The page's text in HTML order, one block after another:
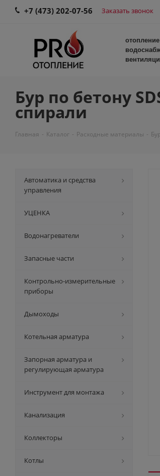
+7 (473) 202-07-56 Заказать звонок
отопление
Бур по бетону
спирали
Главная - Каталог - Расходные материалы -
Автоматика и средства
управления
УЦЕНКА
Водонагреватели
Запасные части
Контрольно-измерительные
приборы
Дымоходы
Котельная арматура
Запорная арматура и
регулирующая арматура
Инструмент для монтажа
Канализация
Коллекторы
Котлы